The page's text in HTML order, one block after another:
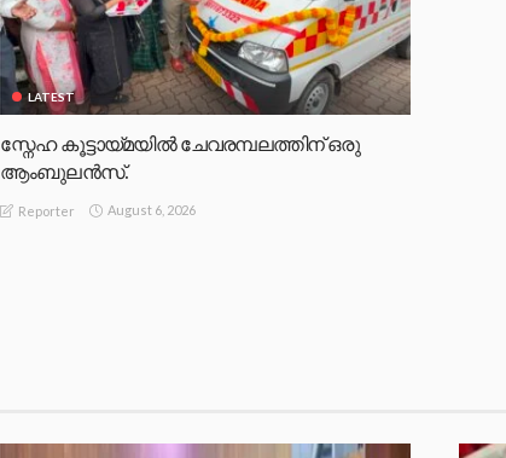
LATEST
സ്നേഹ കൂട്ടായ്മയിൽ ചേവരമ്പലത്തിന് ഒരു
ആംബുലൻസ്.
Reporter August 6, 2026